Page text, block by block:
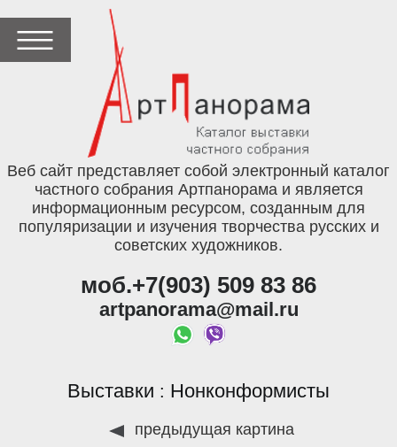
Веб сайт представляет собой электронный каталог
частного собрания Артпанорама и является
информационным ресурсом, созданным для
популяризации и изучения творчества русских и
советских художников.
моб.+7(903) 509 83 86
artpanorama@mail.ru
Выставки : Нонконформисты
предыдущая картина